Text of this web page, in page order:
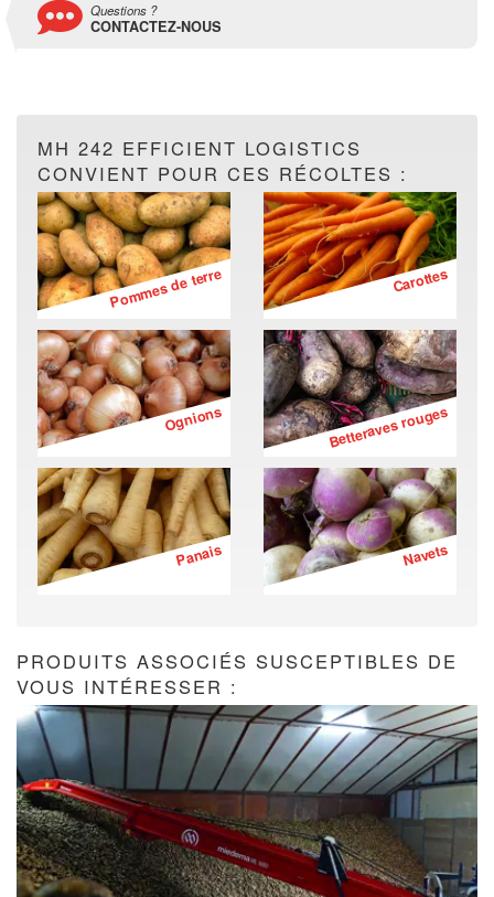
Questions ?
CONTACTEZ-NOUS
MH 242 EFFICIENT LOGISTICS
CONVIENT POUR CES RÉCOLTES :
Pommes de terre Carottes
Ognions Betteraves rouges
Panais Navets
PRODUITS ASSOCIÉS SUSCEPTIBLES DE
VOUS INTÉRESSER :